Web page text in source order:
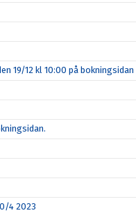
19/12 kl 10:00 på bokningsidan
4 2023